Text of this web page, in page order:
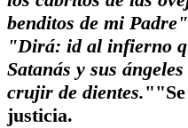
benditos de mi
"Dirá: id al infierno
Satanás y sus
crujir de dientes.""Se
justicia.